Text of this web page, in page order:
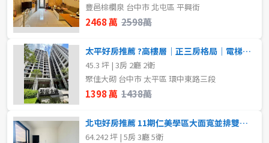
2房 3房
4房
屋齡
不拘
格局
不拘
2房
4房
豐邑棕櫚泉 台中市 北屯區 平興街
2468 萬 2598萬
太平好房推薦 ?高樓層｜正三房格局｜電梯口柱邊平車
45.3 坪 | 3房 2廳 2衛
聚佳大砌 台中市 太平區 環中東路三段
1398 萬 1438萬
北屯好房推薦 11期仁美學區大面寬並排雙車臨路豪墅
64.242 坪 | 5房 3廳 5衛